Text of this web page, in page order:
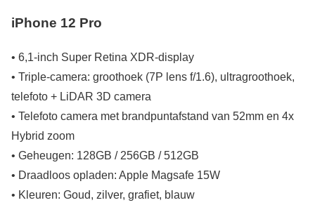
iPhone 12 Pro
• 6,1-inch Super Retina XDR-display
• Triple-camera: groothoek (7P lens f/1.6), ultragroothoek,
telefoto + LiDAR 3D camera
• Telefoto camera met brandpuntafstand van 52mm en 4x
Hybrid zoom
• Geheugen: 128GB / 256GB / 512GB
• Draadloos opladen: Apple Magsafe 15W
• Kleuren: Goud, zilver, grafiet, blauw